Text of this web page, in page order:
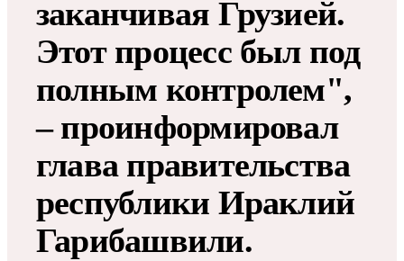
заканчивая Грузией.
Этот процесс был под
полным контролем",
– проинформировал
глава правительства
республики Ираклий
Гарибашвили.